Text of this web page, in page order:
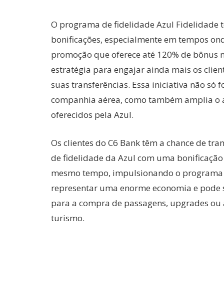
O programa de fidelidade Azul Fidelidade
bonificações, especialmente em tempos
promoção que oferece até 120% de bônus
estratégia para engajar ainda mais os
suas transferências. Essa iniciativa não só
companhia aérea, como também amplia o
oferecidos pela Azul.
Os clientes do C6 Bank têm a chance de
de fidelidade da Azul com uma
mesmo tempo, impulsionando o
representar uma enorme economia e
para a compra de passagens, upgrades
turismo.